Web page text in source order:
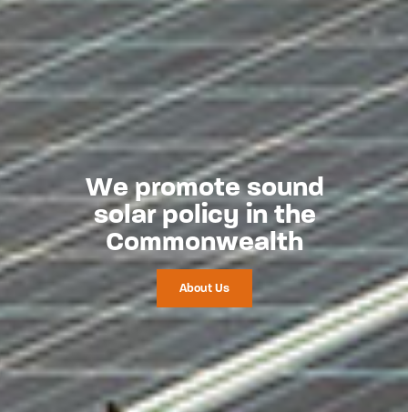
Wepromotesound
solarpolicy inthe
Commonwealth
About Us